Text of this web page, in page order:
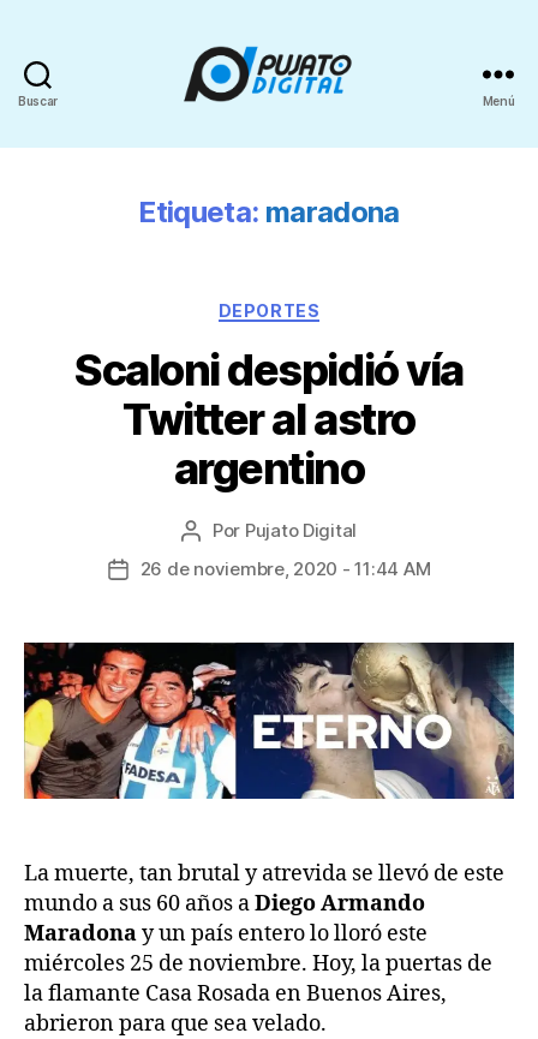
Buscar Menú
Etiqueta: maradona
DEPORTES
Scaloni despidió vía
Twitter al astro
argentino
Por Pujato Digital
26 de noviembre, 2020 - 11:44 AM
La muerte, tan brutal y atrevida se llevó de este
mundo a sus 60 años aDiego Armando
Maradonay un país entero lo lloró este
miércoles 25 de noviembre. Hoy, la puertas de
la flamante Casa Rosada en Buenos Aires,
abrieron para que sea velado.